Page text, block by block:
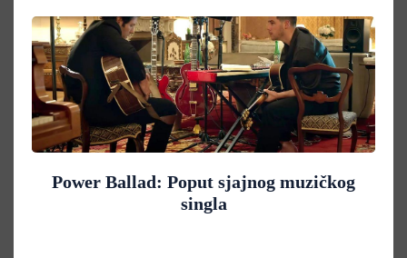
Power Ballad: Poput sjajnog muzičkog
singla